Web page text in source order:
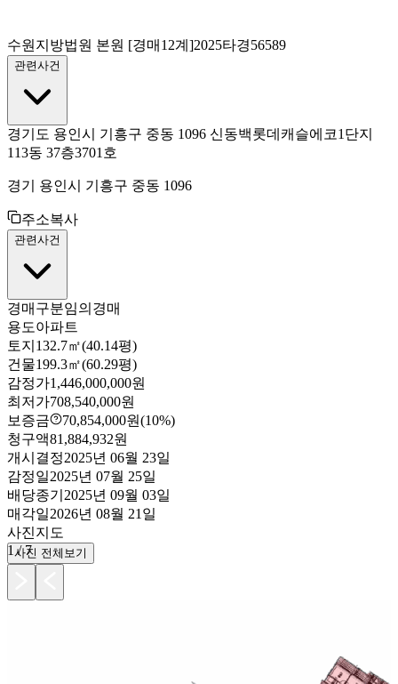
수원지방법원 본원 [경매12계]2025타경56589
관련사건
경기도 용인시 기흥구 중동 1096 신동백롯데캐슬에코1단지
113동 37층3701호
경기 용인시 기흥구 중동 1096
주소복사
관련사건
경매구분임의경매
용도아파트
토지 132.7㎡(40.14평)
건물199.3㎡(60.29평)
감정가1,446,000,000원
최저가708,540,000원
보증금
70,854,000원(10%)
청구액81,884,932원
개시결정2025년 06월 23일
감정일2025년 07월 25일
배당종기 2025년 09월 03일
매각일2026년 08월 21일
사진지도
1 /7
사진 전체보기